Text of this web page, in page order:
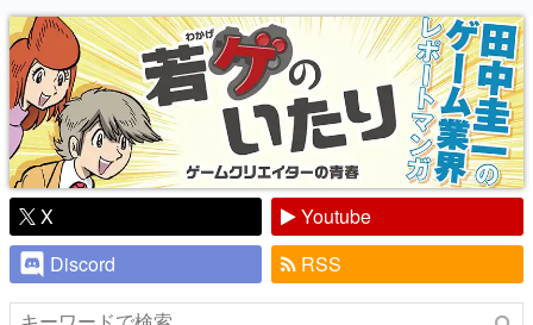
り】
X
Youtube
Discord
RSS